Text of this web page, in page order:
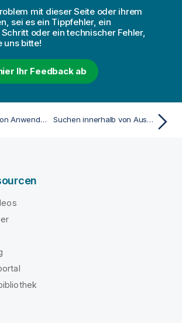
mit dieser Seite oder ihrem
sei es ein Tippfehler, ein
oder ein technischer Fehler,
uns bitte!
Ihr Feedback ab
Untersuchen von Anwendungsinhalten mit Unterhaltungsanalyse in Microsoft Teams Suchen innerhalb von Auswahlen oder Visualisierungen